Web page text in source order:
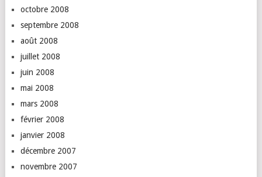
octobre 2008
septembre 2008
août 2008
juillet 2008
juin 2008
mai 2008
mars 2008
février 2008
janvier 2008
décembre 2007
novembre 2007